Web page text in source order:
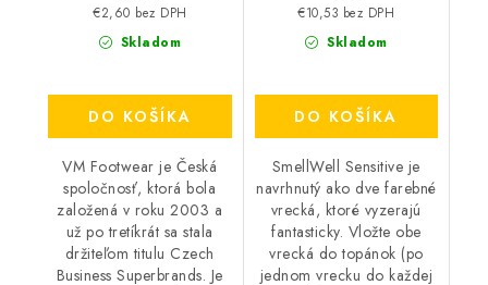
Skladom
€2,60 bez DPH
DO KOŠÍKA
VM Footwear je Česká
spoločnosť, ktorá bola
založená v roku 2003 a
už po tretíkrát sa stala
držiteľom titulu Czech
Business Superbrands. Je
Skladom
€10,53 bez DPH
DO KOŠÍKA
SmellWell Sensitive je
navrhnutý ako dve farebné
vrecká, ktoré vyzerajú
fantasticky. Vložte obe
vrecká do topánok (po
jednom vrecku do každej